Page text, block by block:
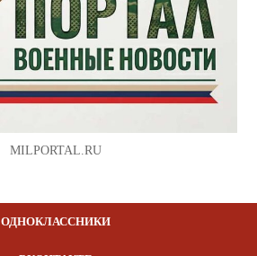
MILPORTAL.RU
ОДНОКЛАССНИКИ